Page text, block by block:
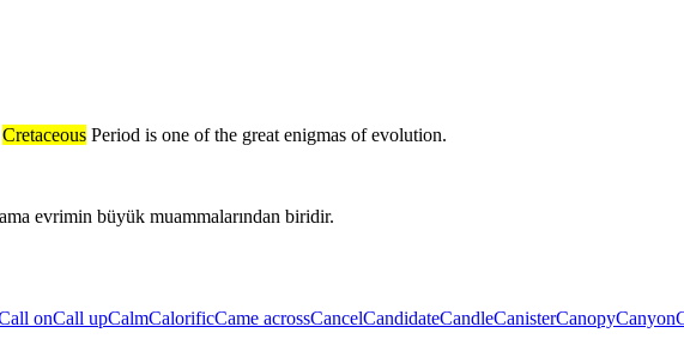
Cretaceous Period is one of the great enigmas of evolution.
evrimin büyük muammalarından biridir.
onCall upCalmCalorificCame acrossCancelCandidateCandleCanisterCanopyCanyon